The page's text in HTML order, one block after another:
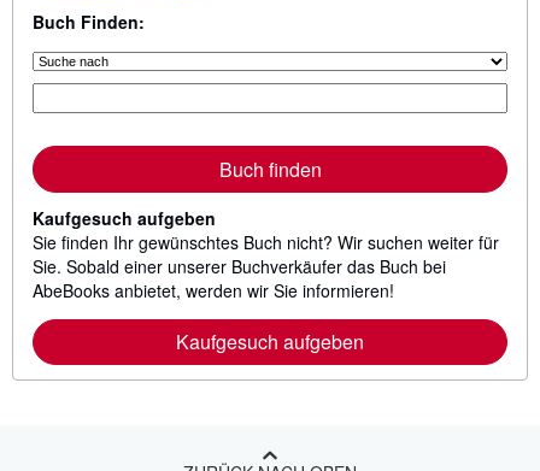
Buch Finden:
Buch finden
Kaufgesuch aufgeben
Sie finden Ihr gewünschtes Buch nicht? Wir suchen weiter für
Sie. Sobald einer unserer Buchverkäufer das Buch bei
AbeBooks anbietet, werden wir Sie informieren!
Kaufgesuch aufgeben